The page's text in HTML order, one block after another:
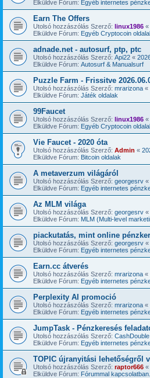
Elküldve Fórum: Egyéb internetes
Earn The Offers
Utolsó hozzászólás Szerző: linux1986 «
Elküldve Fórum: Egyéb Cryptocoin
adnade.net - autosurf, ptp, ptc
Utolsó hozzászólás Szerző: Api22 «
Elküldve Fórum: Autosurf & Manualsurf
Puzzle Farm - Frissitve
Utolsó hozzászólás Szerző: mrarizona «
Elküldve Fórum: Játék oldalak
99Faucet
Utolsó hozzászólás Szerző: linux1986 «
Elküldve Fórum: Egyéb Cryptocoin
Vie Faucet - 2020 óta
Utolsó hozzászólás Szerző: Admin «
Elküldve Fórum: Bitcoin oldalak
A metaverzum világáról
Utolsó hozzászólás Szerző: georgesrv «
Elküldve Fórum: Egyéb internetes
Az MLM világa
Utolsó hozzászólás Szerző: georgesrv «
Elküldve Fórum: MLM (Multi-level
piackutatás, mint online
Utolsó hozzászólás Szerző: georgesrv «
Elküldve Fórum: Egyéb internetes
Earn.cc átverés
Utolsó hozzászólás Szerző: mrarizona «
Elküldve Fórum: Egyéb internetes
Perplexity AI promoció
Utolsó hozzászólás Szerző: mrarizona «
Elküldve Fórum: Egyéb internetes
JumpTask - Pénzkeresés
Utolsó hozzászólás Szerző: CashDouble
Elküldve Fórum: Egyéb internetes
TOPIC újranyitási lehetőségről
Utolsó hozzászólás Szerző: raptor666 «
Elküldve Fórum: Fórummal kapcsolatban...